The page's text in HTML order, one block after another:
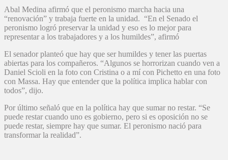
Abal Medina afirmó que el peronismo marcha hacia una
“renovación” y trabaja fuerte en la unidad. “En el Senado el
peronismo logró preservar la unidad y eso es lo mejor para
representar a los trabajadores y a los humildes”, afirmó
El senador planteó que hay que ser humildes y tener las puertas
abiertas para los compañeros. “Algunos se horrorizan cuando ven a
Daniel Scioli en la foto con Cristina o a mí con Pichetto en una foto
con Massa. Hay que entender que la política implica hablar con
todos”, dijo.
Por último señaló que en la política hay que sumar no restar. “Se
puede restar cuando uno es gobierno, pero si es oposición no se
puede restar, siempre hay que sumar. El peronismo nació para
transformar la realidad”.